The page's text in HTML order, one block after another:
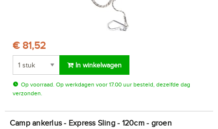
€ 81,52
In winkelwagen
Op voorraad. Op werkdagen voor 17.00 uur besteld, dezelfde dag
verzonden.
Camp ankerlus - Express Sling - 120cm - groen